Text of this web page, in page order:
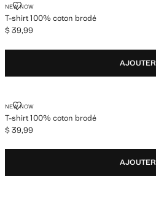
NEW NOW
T-shirt 100% coton brodé
T-SHIRT 100% COTON BRODÉ
Prix actuel [$ 39,99 ]
$ 39,99
AJOUTER
NEW NOW
T-shirt 100% coton brodé
T-SHIRT 100% COTON BRODÉ
Prix actuel [$ 39,99 ]
$ 39,99
AJOUTER